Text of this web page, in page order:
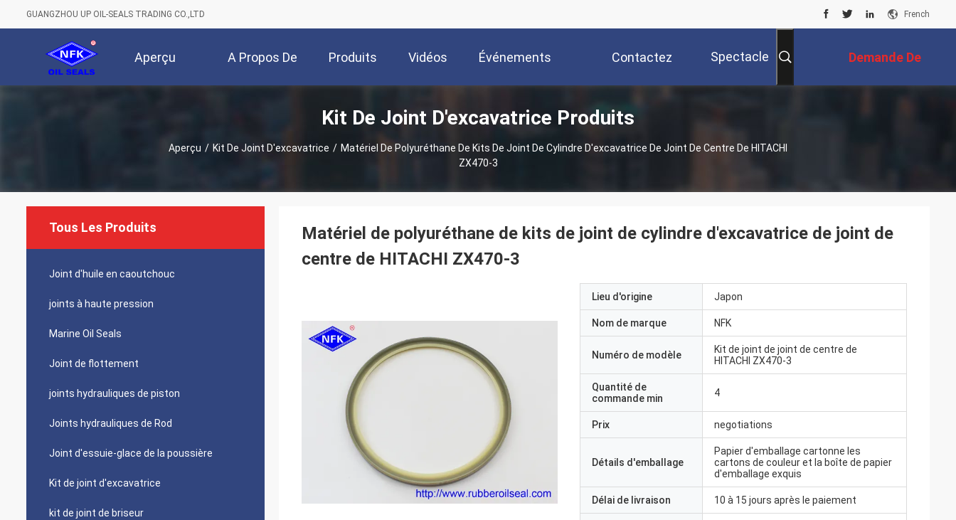
GUANGZHOU UP OIL-SEALS TRADING CO.,LTD French
Aperçu A Propos De Produits Vidéos Événements Contactez Spectacle Demande De
Soumission
Kit De Joint D'excavatrice Produits
Aperçu / Kit De Joint D'excavatrice / Matériel De Polyuréthane De Kits De Joint De Cylindre D'excavatrice De Joint De Centre De HITACHI
ZX470-3
Tous Les Produits
Joint d'huile en caoutchouc
joints à haute pression
Marine Oil Seals
Joint de flottement
joints hydrauliques de piston
Joints hydrauliques de Rod
Joint d'essuie-glace de la poussière
Kit de joint d'excavatrice
kit de joint de briseur
Matériel de polyuréthane de kits de joint de cylindre d'excavatrice de joint de
centre de HITACHI ZX470-3
Lieu d'origine Japon
Nom de marque NFK
Numéro de modèle
Kit de joint de joint de centre de
HITACHI ZX470-3
Quantité de
commande min
4
Prix negotiations
Détails d'emballage
Papier d'emballage cartonne les
cartons de couleur et la boîte de papier
d'emballage exquis
Délai de livraison 10 à 15 jours après le paiement